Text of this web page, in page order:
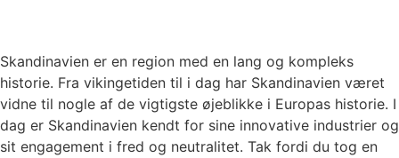
Skandinavien er en region med en lang og kompleks
historie. Fra vikingetiden til i dag har Skandinavien været
vidne til nogle af de vigtigste øjeblikke i Europas historie. I
dag er Skandinavien kendt for sine innovative industrier og
sit engagement i fred og neutralitet. Tak fordi du tog en